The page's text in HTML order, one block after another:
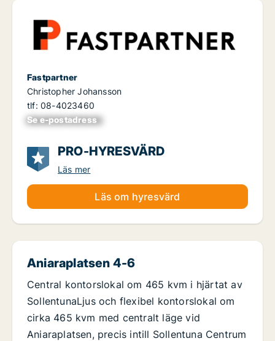
Fastpartner
Christopher Johansson
tlf: 08-4023460
Se e-postadress
xxxxxxxxxxxxxxx
PRO-HYRESVÄRD
Läs mer
Läs om hyresvärd
Aniaraplatsen 4-6
Central kontorslokal om 465 kvm i hjärtat av
SollentunaLjus och flexibel kontorslokal om
cirka 465 kvm med centralt läge vid
Aniaraplatsen, precis intill Sollentuna Centrum